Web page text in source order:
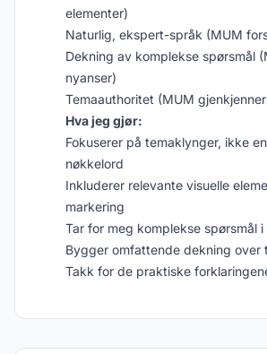
elementer)
Naturlig, ekspert-språk (MUM
Dekning av komplekse spørsmål
nyanser)
Temaauthoritet (MUM
Hva jeg gjør:
Fokuserer på temaklynger, ikke
nøkkelord
Inkluderer relevante visuelle
markering
Tar for meg komplekse spørsmål
Bygger omfattende dekning over
Takk for de praktiske